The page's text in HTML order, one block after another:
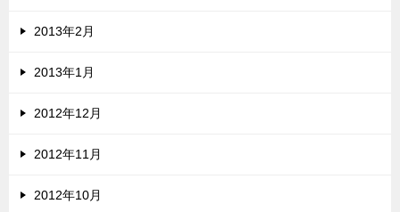
2013年2月
2013年1月
2012年12月
2012年11月
2012年10月